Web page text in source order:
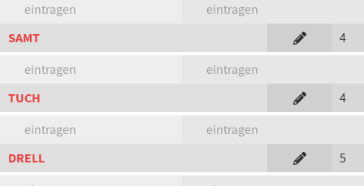
eintragen
eintragen
SAMT
4
eintragen
eintragen
TUCH
4
eintragen
eintragen
DRELL
5